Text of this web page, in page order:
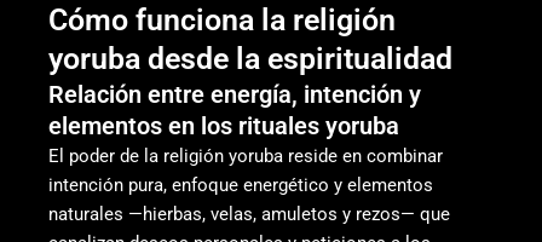
Cómo funciona la religión
yoruba desde la espiritualidad
Relación entre energía, intención y
elementos en los rituales yoruba
El poder de la religión yoruba reside en combinar
intención pura, enfoque energético y elementos
naturales —hierbas, velas, amuletos y rezos— que